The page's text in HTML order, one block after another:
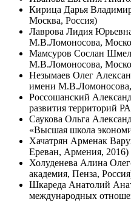
Кирица Дарья
Москва, Россия)
Лаврова Лидия
М.В.Ломоносова,
Мамсуров Сослан
М.В.Ломоносова,
Незымаев Олег
имени М.В.Ломоносова,
Россошанский
развития территорий
Саукова Ольга
«Высшая школа
Хачатрян Арменак
Ереван, Армения, 2016)
Холуденева Алина
академия, Пенза,
Шкареда Анатолий
международных